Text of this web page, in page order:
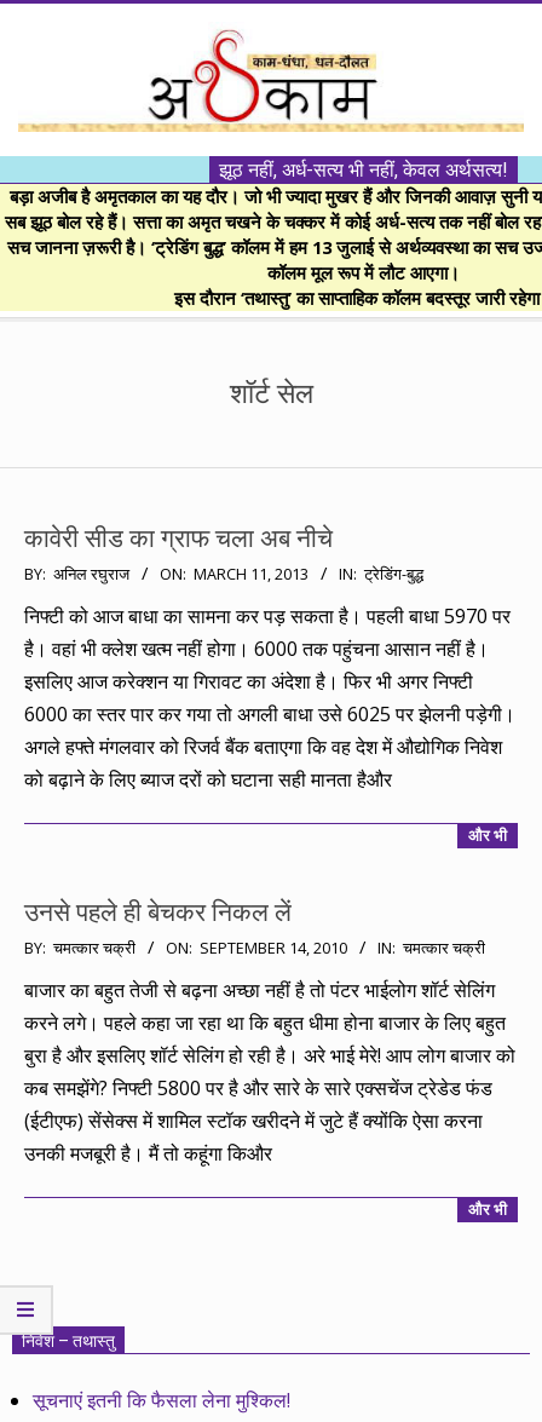
।।
अर्थकाम।।
BE
FINANCIALLY
झूठ नहीं, अर्ध-सत्य भी नहीं, केवल अर्थसत्य!
बड़ा अजीब है अमृतकाल का यह दौर। जो भी ज्यादा मुखर हैं और जिनकी आवाज़ सुनी
सब झूठ बोल रहे हैं। सत्ता का अमृत चखने के चक्कर में कोई अर्ध-सत्य तक नहीं बोल
सच जानना ज़रूरी है। ‘ट्रेडिंग बुद्ध’ कॉलम में हम 13 जुलाई से अर्थव्यवस्था का सच
कॉलम मूल रूप में लौट आएगा।
इस दौरान ‘तथास्तु’ का साप्ताहिक कॉलम बदस्तूर जारी
शॉर्ट सेल
कावेरी सीड का ग्राफ चला अब नीचे
2013-
03-
11
BY: अनिल रघुराज ON: MARCH 11, 2013 IN: ट्रेडिंग-बुद्ध
निफ्टी को आज बाधा का सामना कर पड़ सकता है। पहली बाधा 5970 पर
है। वहां भी क्लेश खत्म नहीं होगा। 6000 तक पहुंचना आसान नहीं है।
इसलिए आज करेक्शन या गिरावट का अंदेशा है। फिर भी अगर निफ्टी
6000 का स्तर पार कर गया तो अगली बाधा उसे 6025 पर झेलनी पड़ेगी।
अगले हफ्ते मंगलवार को रिजर्व बैंक बताएगा कि वह देश में औद्योगिक निवेश
को बढ़ाने के लिए ब्याज दरों को घटाना सही मानता हैऔर
और भी
उनसे पहले ही बेचकर निकल लें
2010-
BY: चमत्कार चक्री ON: SEPTEMBER 14, 2010 IN: चमत्कार चक्री
बाजार का बहुत तेजी से बढ़ना अच्छा नहीं है तो पंटर भाईलोग शॉर्ट सेलिंग
करने लगे। पहले कहा जा रहा था कि बहुत धीमा होना बाजार के लिए बहुत
बुरा है और इसलिए शॉर्ट सेलिंग हो रही है। अरे भाई मेरे! आप लोग बाजार को
कब समझेंगे? निफ्टी 5800 पर है और सारे के सारे एक्सचेंज ट्रेडेड फंड
(ईटीएफ) सेंसेक्स में शामिल स्टॉक खरीदने में जुटे हैं क्योंकि ऐसा करना
उनकी मजबूरी है। मैं तो कहूंगा किऔर
और भी
निवेश – तथास्तु
सूचनाएं इतनी कि फैसला लेना मुश्किल!